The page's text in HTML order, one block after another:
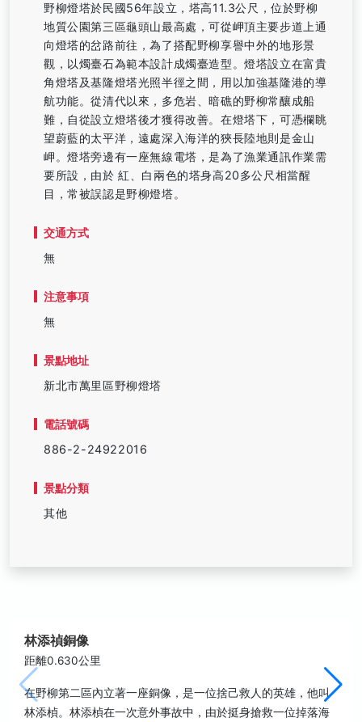
野柳燈塔於民國56年設立，塔高11.3公尺，位於野柳
地質公園第三區龜頭山最高處，可從岬頂主要步道上通
向燈塔的岔路前往，為了搭配野柳享譽中外的地形景
觀，以燭臺石為範本設計成燭臺造型。燈塔設立在富貴
角燈塔及基隆燈塔光照半徑之間，用以加強基隆港的導
航功能。從清代以來，多危岩、暗礁的野柳常釀成船
難，自從設立燈塔後才獲得改善。在燈塔下，可憑欄眺
望蔚藍的太平洋，遠處深入海洋的狹長陸地則是金山
岬。燈塔旁邊有一座無線電塔，是為了漁業通訊作業需
要所設，由於 紅、白兩色的塔身高20多公尺相當醒
目，常被誤認是野柳燈塔。
交通方式
無
注意事項
無
景點地址
新北市萬里區野柳燈塔
電話號碼
886-2-24922016
景點分類
其他
林添禎銅像
距離0.630公里
在野柳第二區內立著一座銅像，是一位捨己救人的英雄，他叫
林添楨。林添楨在一次意外事故中，由於挺身搶救一位掉落海